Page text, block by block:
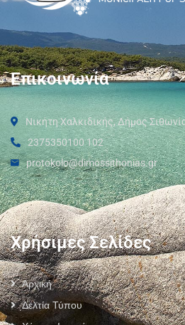
Επικοινωνία
Νικήτη Χαλκιδικής, Δήμος
2375350100 102
protokolo@dimossithonias.gr
Χρήσιμες Σελίδες
Αρχική
Δελτία Τύπου